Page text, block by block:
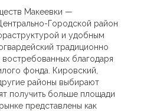
Макеевки —
Городской район
и удобным
традиционно
благодаря
фонда. Кировский,
районы выбирают
получить больше площади
представлены как